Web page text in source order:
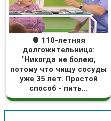
🫀 110-летняя
долгожительница:
"Никогда не болею,
потому что чищу сосуды
уже 35 лет. Простой
способ - пить...